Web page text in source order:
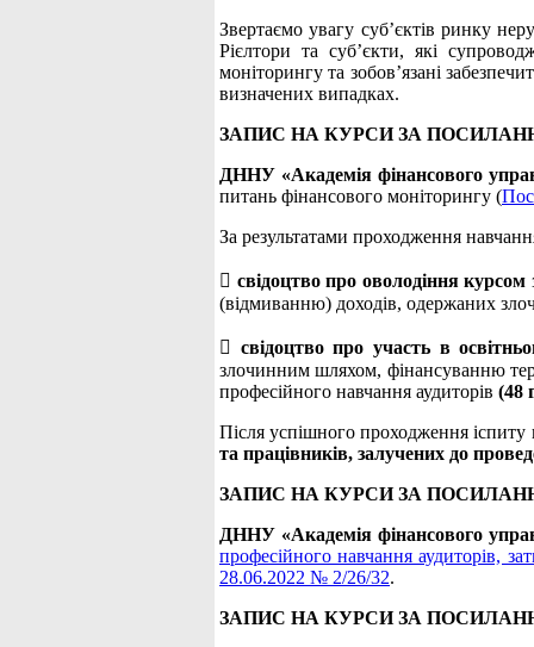
Звертаємо увагу суб’єктів ринку
Рієлтори та суб’єкти, які
моніторингу та зобов’язані
визначених випадках.
ЗАПИС НА КУРСИ ЗА
ДННУ «Академія фінансового
питань фінансового моніторингу (
За результатами проходження
 свідоцтво про оволодіння курсом
(відмиванню) доходів, одержаних
 свідоцтво про участь в
злочинним шляхом, фінансуванню
професійного навчання аудиторів (48
Після успішного проходження іспиту
та працівників, залучених до
ЗАПИС НА КУРСИ ЗА
ДННУ «Академія фінансового
професійного навчання аудиторів,
28.06.2022 № 2/26/32.
ЗАПИС НА КУРСИ ЗА